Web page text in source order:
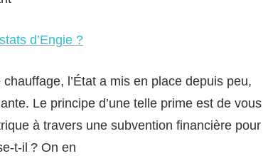
d’Engie ?
l’État a mis en place depuis peu,
Le principe d’une telle prime est de vous
à travers une subvention financière pour
t-il ? On en